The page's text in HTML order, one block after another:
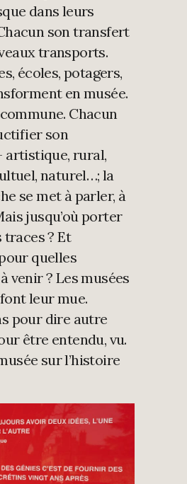
dans leurs
son transfert
transports.
écoles, potagers,
en musée.
Chacun
son
artistique, rural,
naturel…; la
se met à parler, à
jusqu’où porter
traces ? Et
quelles
venir ? Les musées
leur mue.
pour dire autre
être entendu, vu.
sur l’histoire